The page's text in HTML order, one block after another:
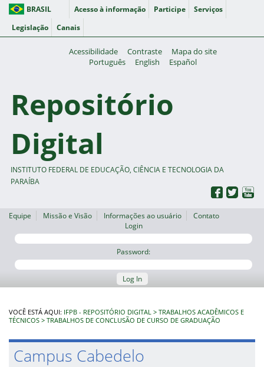
BRASIL Acesso à informação Participe
Serviços
Legislação
Canais
Acessibilidade Contraste
Mapa do site
Português
English Español
Repositório
Digital
INSTITUTO FEDERAL DE EDUCAÇÃO, CIÊNCIA E TECNOLOGIA DA
PARAÍBA
Equipe Missão e Visão Informações ao usuário
Contato
Login
Password:
Log In
VOCÊ ESTÁ AQUI: IFPB - REPOSITÓRIO DIGITAL
TRABALHOS ACADÊMICOS E
TÉCNICOS
TRABALHOS DE CONCLUSÃO DE CURSO DE GRADUAÇÃO
Campus Cabedelo